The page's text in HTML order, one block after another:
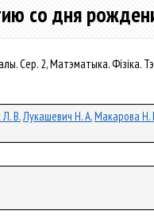
со дня
Сер. 2, Матэматыка. Фізіка.
В.Лукашевич Н. А.Макарова Н.